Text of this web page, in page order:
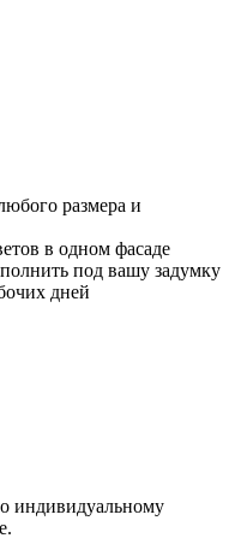
размера и
в одном фасаде
под вашу задумку
дней
индивидуальному